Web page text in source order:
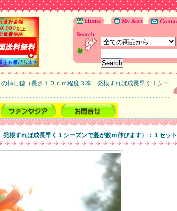
挿し穂（長さ１０ｃｍ程度３本 発根すれば成長早く１シー
すれば成長早く１シーズンで蔓が数ｍ伸びます）：１セット